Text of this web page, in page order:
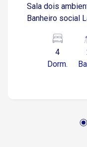
Sala dois
Banheiro social
Vagas de
4
Dorm.